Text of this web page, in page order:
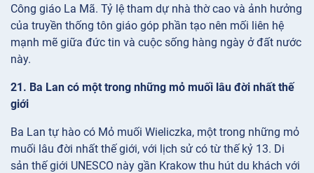
Công giáo La Mã. Tỷ lệ tham dự nhà thờ cao và ảnh hưởng
của truyền thống tôn giáo góp phần tạo nên mối liên hệ
mạnh mẽ giữa đức tin và cuộc sống hàng ngày ở đất nước
này.
21. Ba Lan có một trong những mỏ muối lâu đời nhất thế
giới
Ba Lan tự hào có Mỏ muối Wieliczka, một trong những mỏ
muối lâu đời nhất thế giới, với lịch sử có từ thế kỷ 13. Di
sản thế giới UNESCO này gần Krakow thu hút du khách với